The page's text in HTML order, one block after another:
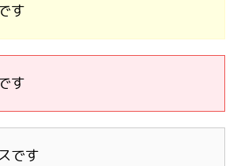
す
す
です